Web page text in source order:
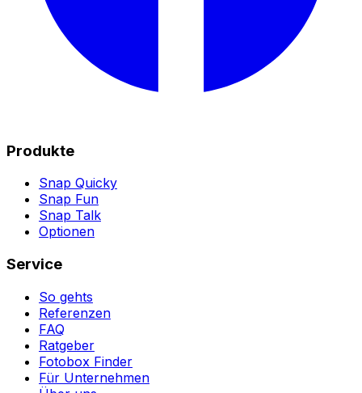
Produkte
Snap Quicky
Snap Fun
Snap Talk
Optionen
Service
So gehts
Referenzen
FAQ
Ratgeber
Fotobox Finder
Für Unternehmen